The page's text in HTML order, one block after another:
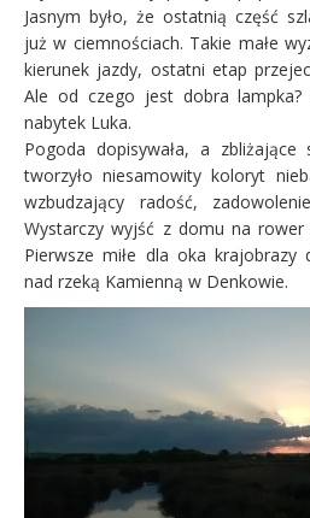
Jasnym było, że ostatnią część
już w ciemnościach. Takie małe
kierunek jazdy, ostatni etap
Ale od czego jest dobra lampka?
nabytek Luka.
Pogoda dopisywała, a
tworzyło niesamowity koloryt
wzbudzający radość,
Wystarczy wyjść z domu na rower
Pierwsze miłe dla oka krajobrazy
nad rzeką Kamienną w Denkowie.